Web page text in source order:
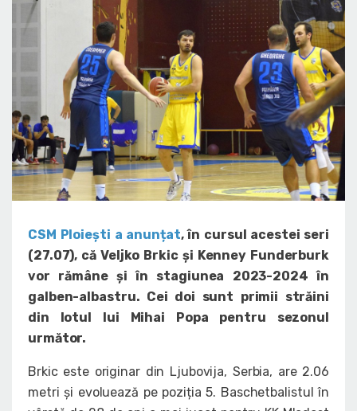
CSM Ploiești a anunțat, în cursul acestei seri
(27.07), că Veljko Brkic și Kenney Funderburk
vor rămâne și în stagiunea 2023-2024 în
galben-albastru. Cei doi sunt primii străini
din lotul lui Mihai Popa pentru sezonul
următor.
Brkic este originar din Ljubovija, Serbia, are 2.06
metri și evoluează pe poziția 5. Baschetbalistul în